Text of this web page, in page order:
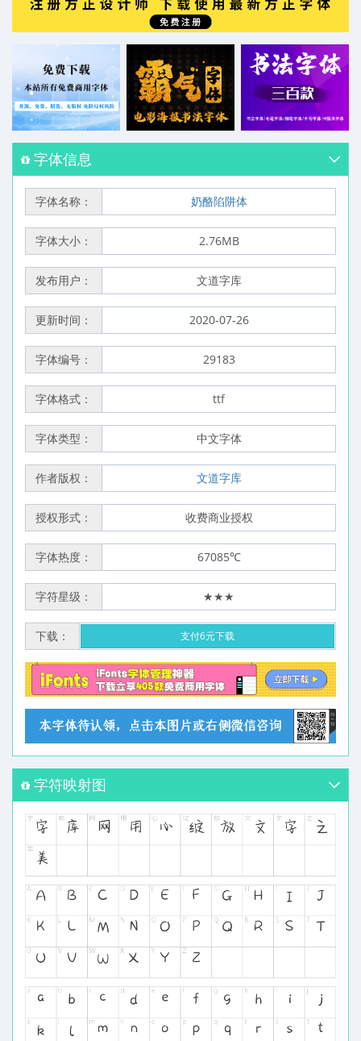
字体信息
字体名称： 奶酪陷阱体
字体大小： 2.76MB
发布用户： 文道字库
更新时间： 2020-07-26
字体编号： 29183
字体格式： ttf
字体类型： 中文字体
作者版权： 文道字库
授权形式： 收费商业授权
字体热度： 67085℃
字符星级： ★★★
下载： 支付6元下载
字符映射图